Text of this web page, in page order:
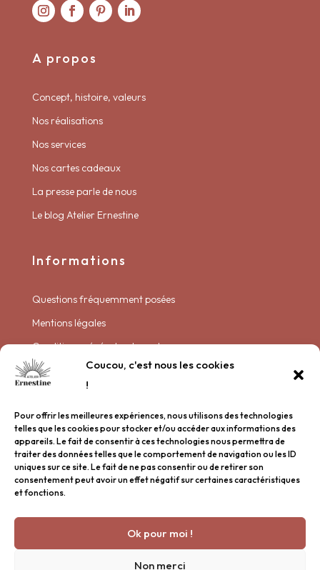
Coucou, c'est nous les cookies
!
Pour offrir les meilleures expériences, nous utilisons des technologies
telles que les cookies pour stocker et/ou accéder aux informations des
appareils. Le fait de consentir à ces technologies nous permettra de
traiter des données telles que le comportement de navigation ou les ID
uniques sur ce site. Le fait de ne pas consentir ou de retirer son
consentement peut avoir un effet négatif sur certaines caractéristiques
et fonctions.
Ok pour moi !
Non merci
A propos
Concept, histoire, valeurs
Nos réalisations
Nos services
Nos cartes cadeaux
La presse parle de nous
Le blog Atelier Ernestine
Informations
Questions fréquemment posées
Mentions légales
Conditions générales de vente
Politique de livraison
Plan de site
Garder contact
Une question ?